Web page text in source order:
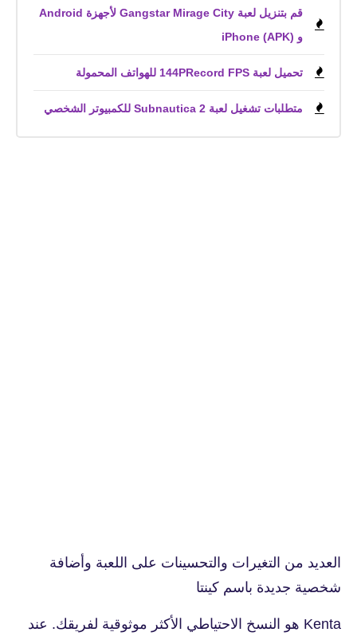
قم بتنزيل لعبة Gangstar Mirage City لأجهزة Android
و iPhone (APK)
تحميل لعبة 144PRecord FPS للهواتف المحمولة
متطلبات تشغيل لعبة Subnautica 2 للكمبيوتر الشخصي
العديد من التغيرات والتحسينات على اللعبة وأضافة
شخصية جديدة باسم كينتا
Kenta هو النسخ الاحتياطي الأكثر موثوقية لفريقك. عند